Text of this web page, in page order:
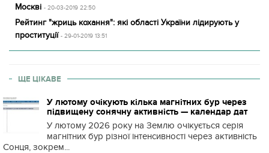
Москві - 20-03-2019 22:50
Рейтинг "жриць кохання": які області України лідирують у
проституції - 29-01-2019 13:51
ЩЕ ЦІКАВЕ
У лютому очікують кілька магнітних бур через
підвищену сонячну активність — календар дат
У лютому 2026 року на Землю очікується серія
магнітних бур різної інтенсивності через активність
Сонця, зокрем...